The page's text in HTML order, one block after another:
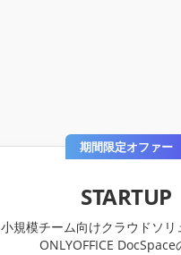
期間限定オファー
STARTUP
小規模チーム向けクラウドソリ
ONLYOFFICE DocSpace